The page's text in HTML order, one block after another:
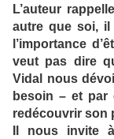
L’auteur
autre que soi, il
l’importance
veut pas dire
Vidal nous
besoin – et par
redécouvrir son
Il nous invite